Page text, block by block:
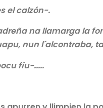
el calzón-.
na llamarga la
nun l´alcontraba,
fíu-.....